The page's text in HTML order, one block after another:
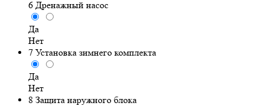
6 Дренажный насос
Да
Нет
7 Установка зимнего комплекта
Да
Нет
8 Защита наружного блока